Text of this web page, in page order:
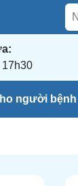
17h30
người bệnh